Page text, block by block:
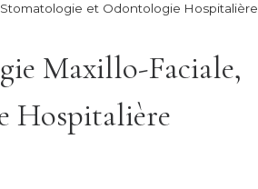
et Odontologie Hospitalière
Maxillo-Faciale,
Hospitalière